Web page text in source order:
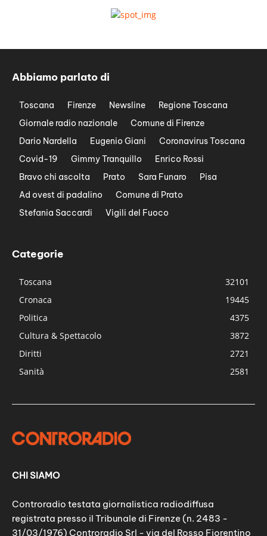
Abbiamo parlato di
Toscana Firenze Newsline
Regione Toscana
Giornale radio nazionale
Comune di Firenze
Dario Nardella
Eugenio Giani
Coronavirus Toscana
Covid-19
Gimmy Tranquillo
Enrico Rossi
Bravo chi ascolta
Prato Sara Funaro
Pisa
Ad ovest di padalino
Comune di Prato
Stefania Saccardi
Vigili del Fuoco
Categorie
Toscana
32101
Cronaca
19445
Politica
4375
Cultura & Spettacolo
3872
Diritti
2721
Sanità
2581
CHI SIAMO
Controradio testata giornalistica radiodiffusa
registrata presso il Tribunale di Firenze (n. 2483 -
31/03/1976) Controradio Srl - via del Rosso Fiorentino